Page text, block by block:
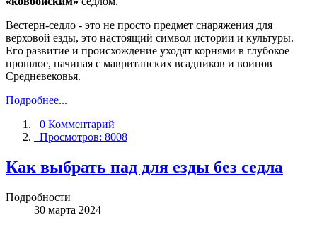
Вестерн-седло - это не просто предмет снаряжения для
верховой езды, это настоящий символ истории и культуры.
Его развитие и происхождение уходят корнями в глубокое
прошлое, начиная с мавританских всадников и воинов
Средневековья.
Подробнее...
0 Комментарий
Просмотров: 8008
Как выбрать пад для езды без седла
Подробности
30 марта 2024